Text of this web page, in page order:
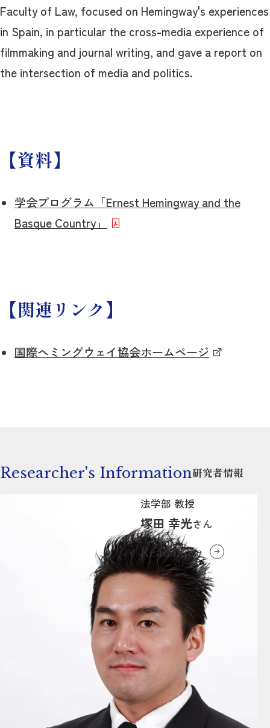
Faculty of Law, focused on Hemingway's experiences
in Spain, in particular the cross-media experience of
filmmaking and journal writing, and gave a report on
the intersection of media and politics.
【資料】
学会プログラム「Ernest Hemingway and the
Basque Country」
【関連リンク】
国際ヘミングウェイ協会ホームページ
Researcher's Information研究者情報
法学部 教授
塚田 幸光さん
Read more